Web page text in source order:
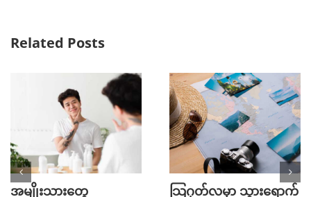
Related Posts
အမျိုးသားတွေ သြဂုတ်လမှာ သွားရောက်